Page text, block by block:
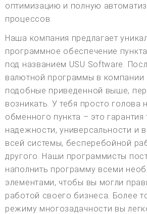
оптимизацию и полную
процессов.
Наша компания предлагает
программное обеспечение
под названием USU Software.
валютной программы в компании
подобные приведенной выше,
возникать. У тебя просто голова
обменного пункта – это гарантия
надежности, универсальности и
всей системы, бесперебойной
другого. Наши программисты
наполнить программу всеми
элементами, чтобы вы могли
работой своего бизнеса. Более
режиму многозадачности вы